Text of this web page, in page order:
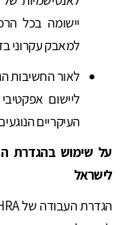
למאבק עקרוני
ליישום
העיקריים
על שימוש בהגדרת
לישראל